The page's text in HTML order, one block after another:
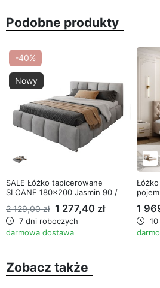
Podobne produkty
-40%
Nowy
SALE Łóżko tapicerowane
SLOANE 180x200 Jasmin 90 /
2 129,00 zł 1 277,40 zł
7 dni roboczych
darmowa dostawa
1
Zobacz także